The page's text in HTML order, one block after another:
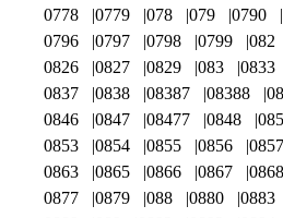
0778
0779 078 079 0790
0796
0797 0798 0799 082
0826
0827 0829 083 0833
0837
0838 08387 08388
0846
0847 08477 0848
0853
0854 0855 0856 0857
0863
0865 0866 0867 0868
0877
0879 088 0880 0883